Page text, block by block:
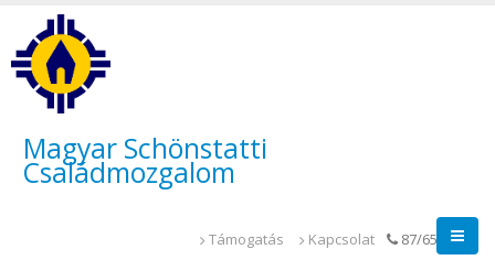
Magyar Schönstatti
Családmozgalom
Támogatás Kapcsolat 87/655-014